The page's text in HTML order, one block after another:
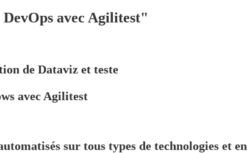
avec Agilitest"
de Dataviz et teste
avec Agilitest
sur tous types de technologies et en